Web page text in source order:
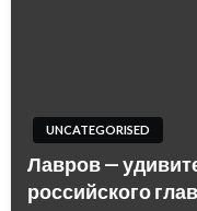
UNCATEGORISED
Лавров —
российского